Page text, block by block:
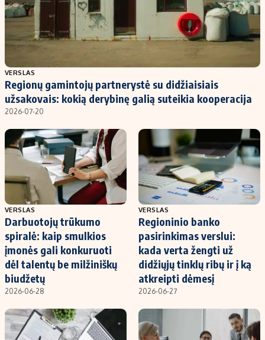
VERSLAS
Regionų gamintojų partnerystė su didžiaisiais
užsakovais: kokią derybinę galią suteikia kooperacija
2026-07-20
VERSLAS
Darbuotojų trūkumo
spiralė: kaip smulkios
įmonės gali konkuruoti
dėl talentų be milžiniškų
biudžetų
2026-06-28
VERSLAS
Regioninio banko
pasirinkimas verslui:
kada verta žengti už
didžiųjų tinklų ribų ir į ką
atkreipti dėmesį
2026-06-27